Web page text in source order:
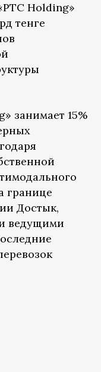
Holding»
тенге
занимает 15%
границе
Достык,
ведущими